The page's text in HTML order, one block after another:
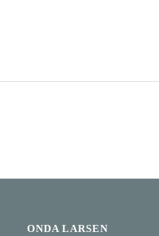
ONDA LARSEN